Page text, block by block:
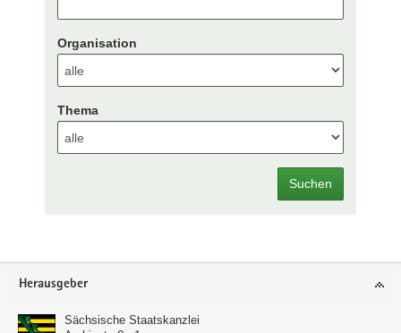
Organisation
Thema
Suchen
Footer-
Herausgeber
Sächsische Staatskanzlei